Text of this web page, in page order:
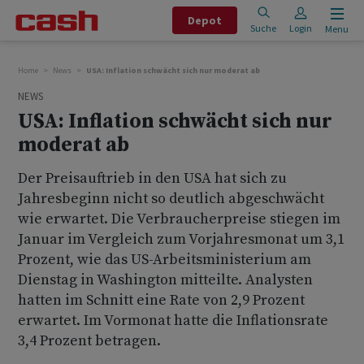
Depot
Suche Login Menu
Home News USA: Inflation schwächt sich nur moderat ab
NEWS
USA: Inflation schwächt sich nur
moderat ab
Der Preisauftrieb in den USA hat sich zu
Jahresbeginn nicht so deutlich abgeschwächt
wie erwartet. Die Verbraucherpreise stiegen im
Januar im Vergleich zum Vorjahresmonat um 3,1
Prozent, wie das US-Arbeitsministerium am
Dienstag in Washington mitteilte. Analysten
hatten im Schnitt eine Rate von 2,9 Prozent
erwartet. Im Vormonat hatte die Inflationsrate
3,4 Prozent betragen.